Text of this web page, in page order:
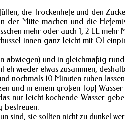
die Trockenhefe und den
der Mitte machen und die
mehr oder auch 1, 2 EL
innen ganz leicht mit Öl
abwiegen) und in gleichmäßig
eh wieder etwas zusammen,
nochmals 10 Minuten ruhen
und in einem großen Topf
nur leicht kochende Wasser
bestreuen.
sie sollten nicht zu dunkel